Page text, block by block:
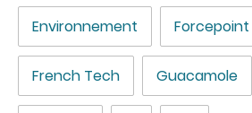
Environnement Forcepoint
French Tech Guacamole